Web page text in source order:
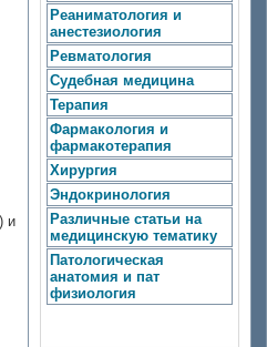
и
Реаниматология и
анестезиология
Ревматология
Судебная медицина
Терапия
Фармакология и
фармакотерапия
Хирургия
Эндокринология
Различные статьи на
медицинскую тематику
Патологическая
анатомия и пат
физиология